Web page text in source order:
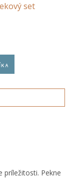
set
príležitosti. Pekne